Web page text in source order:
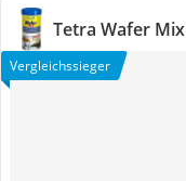
Tetra Wafer Mix
Vergleichssieger